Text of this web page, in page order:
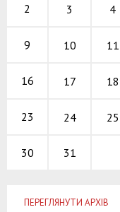
2 3 4
9 10 11
16 17 18
23 24 25
30 31
ПЕРЕГЛЯНУТИ АРХІВ